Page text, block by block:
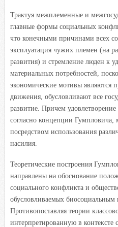
Трактуя межплеменные и
главные формы социальных
что конечными причинами всех
эксплуатация чужих племен (на
развития) и стремление люден к
материальных потребностей,
экономические мотивы являются
движения, обусловливают все
развитие. Причем удовлетворение
согласно концепции Гумпловича,
посредством использования
насилия.
Теоретические построения
направлены на обоснование
социального конфликта и
обусловливаемых биосоциальным
Противопоставляя теории
интерпретированную в контексте